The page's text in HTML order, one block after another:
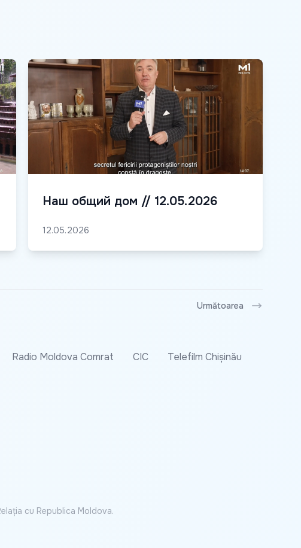
Наш общий дом // 12.05.2026
12.05.2026
Următoarea
Radio Moldova Comrat CIC
Telefilm Chișinău
cu Republica Moldova.